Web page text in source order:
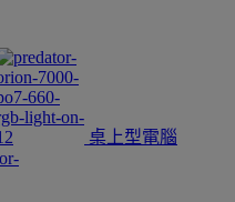
桌上型電腦